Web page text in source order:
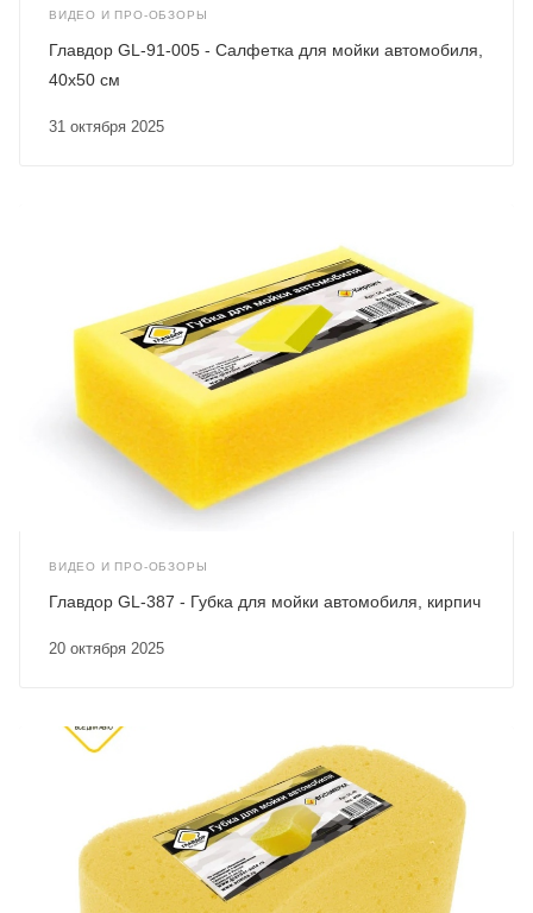
ВИДЕО И ПРО-ОБЗОРЫ
31 октября 2025
Главдор GL-91-005 - Салфетка для мойки автомобиля,
40х50 см
ВИДЕО И ПРО-ОБЗОРЫ
20 октября 2025
Главдор GL-387 - Губка для мойки автомобиля, кирпич